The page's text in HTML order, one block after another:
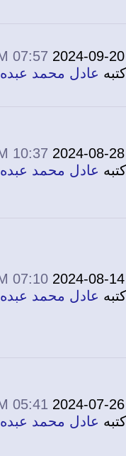
2024-09-20
07:57 PM
كتبه عادل محمد عبده
2024-08-28
10:37 PM
كتبه عادل محمد عبده
2024-08-14
07:10 PM
كتبه عادل محمد عبده
2024-07-26
05:41 PM
كتبه عادل محمد عبده